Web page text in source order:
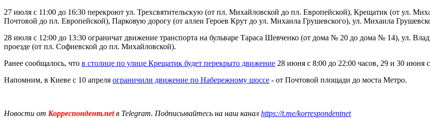
27 июля с 11:00 до 16:30 перекроют ул. Трехсвятительскую (от пл. Михайловской до пл. Европейской), Крещатик (от ул.
Почтовой до пл. Европейской), Парковую дорогу (от аллеи Героев Крут до ул. Михаила Грушевского), ул. Михаила
28 июля с 12:00 до 13:30 ограничат движение транспорта на бульваре Тараса Шевченко (от дома № 20 до дома № 14), ул.
проезде (от пл. Софиевской до пл. Михайловской).
Ранее сообщалось, что в столице по улице Крещатик будет перекрыто движение 28 июня с 8:00 до 22:00 часов, 29 и 30 июня
Напомним, в Киеве с 10 апреля ограничили движение по Набережному шоссе - от Почтовой площади до моста Метро.
Новости от Корреспондент.netв Telegram. Подписывайтесь на наш канал https://t.me/korrespondentnet